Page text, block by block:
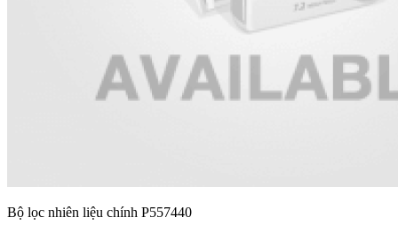
Bộ lọc nhiên liệu chính P557440